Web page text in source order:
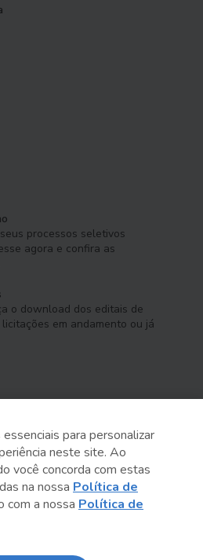
processos seletivos
agora e confira as
o download dos editais de
em andamento ou já
Estado de São Paulo
para personalizar
neste site. Ao
você concorda com estas
na nossa Política de
com a nossa Política de